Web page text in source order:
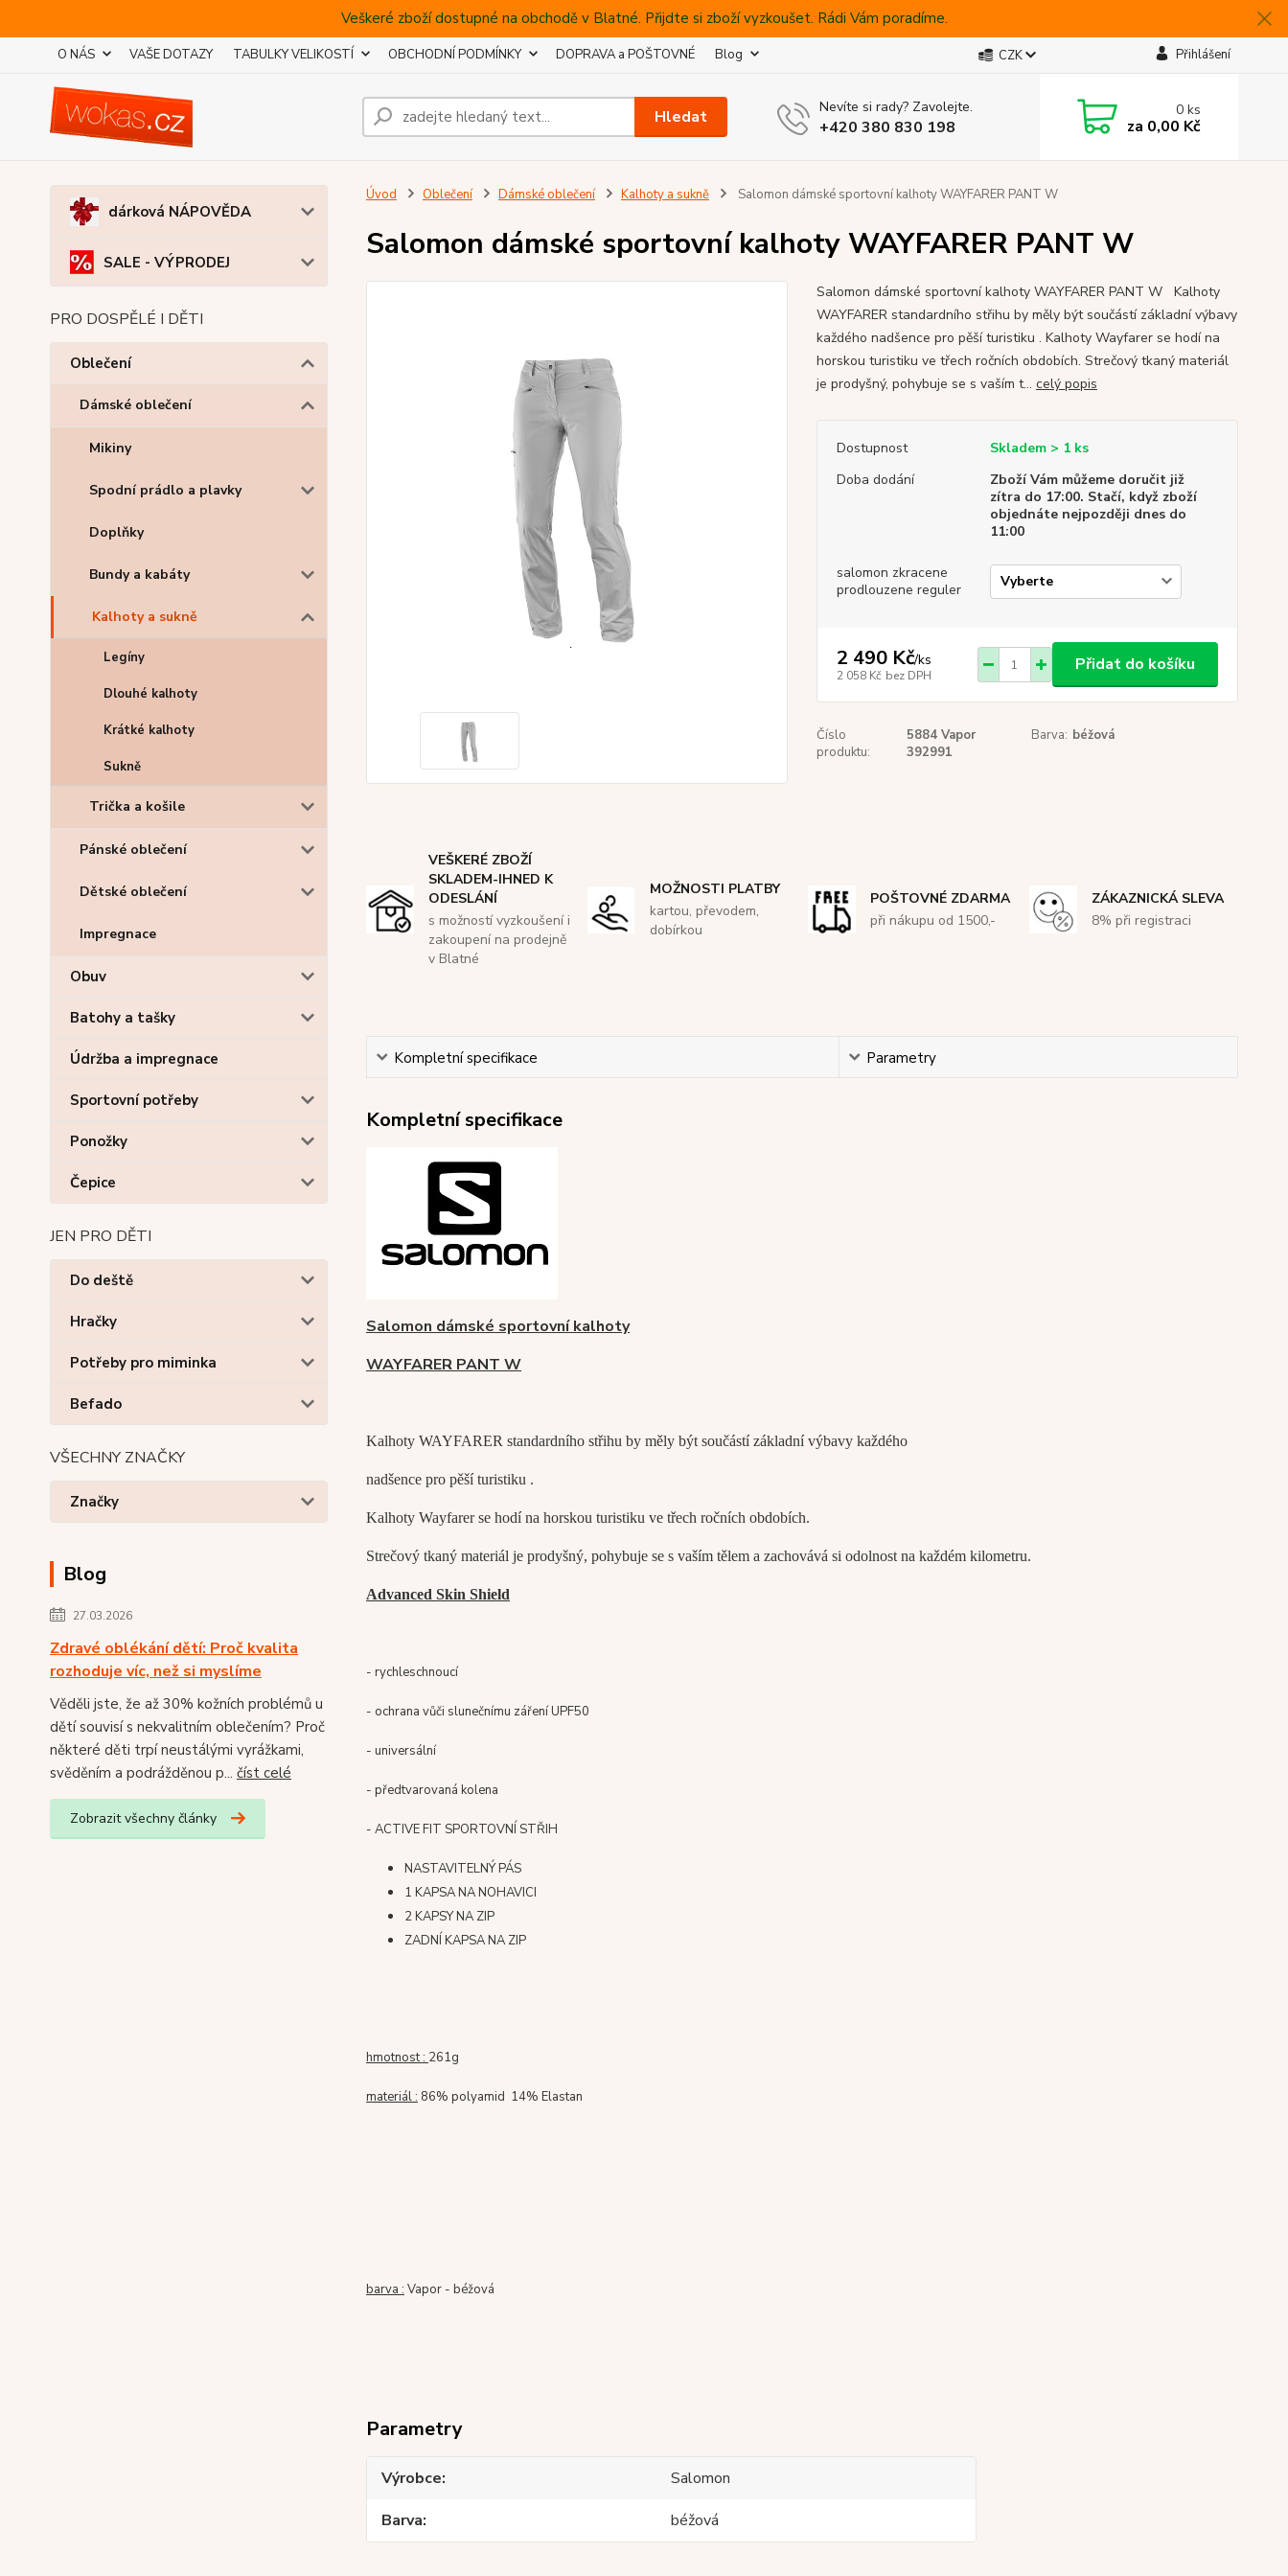
Veškeré zboží dostupné na obchodě v Blatné. Přijdte si zboží vyzkoušet. Rádi Vám poradíme.
O NÁS VAŠE DOTAZY TABULKY VELIKOSTÍ OBCHODNÍ PODMÍNKY DOPRAVA a POŠTOVNÉ Blog CZK Přihlášení
Hledat Nevíte si rady? Zavolejte.
+420 380 830 198
0ks
za 0,00 Kč
dárková NÁPOVĚDA
SALE - VÝPRODEJ
PRO DOSPĚLÉ I DĚTI
Oblečení
Dámské oblečení
Mikiny
Spodní prádlo a plavky
Doplňky
Bundy a kabáty
Kalhoty a sukně
Legíny
Dlouhé kalhoty
Krátké kalhoty
Sukně
Trička a košile
Pánské oblečení
Dětské oblečení
Impregnace
Obuv
Batohy a tašky
Údržba a impregnace
Sportovní potřeby
Ponožky
Čepice
JEN PRO DĚTI
Do deště
Hračky
Potřeby pro miminka
Befado
VŠECHNY ZNAČKY
Značky
Blog
27.03.2026
Zdravé oblékání dětí: Proč kvalita
rozhoduje víc, než si myslíme
Věděli jste, že až 30% kožních problémů u
dětí souvisí s nekvalitním oblečením? Proč
některé děti trpí neustálými vyrážkami,
svěděním a podrážděnou p... číst celé
Zobrazit všechny články
Úvod Oblečení Dámské oblečení Kalhoty a sukně Salomon dámské sportovní kalhoty WAYFARER PANT W
Salomon dámské sportovní kalhoty WAYFARER PANT W
Salomon dámské sportovní kalhoty WAYFARER PANT W Kalhoty
WAYFARER standardního střihu by měly být součástí základní výbavy
každého nadšence pro pěší turistiku . Kalhoty Wayfarer se hodí na
horskou turistiku ve třech ročních obdobích. Strečový tkaný materiál
je prodyšný, pohybuje se s vaším t... celý popis
Dostupnost
Skladem > 1 ks
Doba dodání
Zboží Vám můžeme doručit již
zítra do 17:00. Stačí, když zboží
objednáte nejpozději dnes do
11:00
salomon zkracene
prodlouzene reguler
2 490 Kč/ks
2 058 Kč bez DPH
Přidat do košíku
Číslo
produktu:
5884 Vapor
392991
Barva: béžová
VEŠKERÉ ZBOŽÍ
SKLADEM-IHNED K
ODESLÁNÍ
s možností vyzkoušení i
zakoupení na prodejně
v Blatné
MOŽNOSTI PLATBY
kartou, převodem,
dobírkou
POŠTOVNÉ ZDARMA
při nákupu od 1500,-
ZÁKAZNICKÁ SLEVA
8% při registraci
Kompletní specifikace Parametry
Kompletní specifikace
Salomon dámské sportovní kalhoty
WAYFARER PANT W
Kalhoty WAYFARER standardního střihu by měly být součástí základní výbavy každého
nadšence pro pěší turistiku .
Kalhoty Wayfarer se hodí na horskou turistiku ve třech ročních obdobích.
Strečový tkaný materiál je prodyšný, pohybuje se s vaším tělem a zachovává si odolnost na každém kilometru.
Advanced Skin Shield
- rychleschnoucí
- ochrana vůči slunečnímu záření UPF50
- universální
- předtvarovaná kolena
- ACTIVE FIT SPORTOVNÍ STŘIH
NASTAVITELNÝ PÁS
1 KAPSA NA NOHAVICI
2 KAPSY NA ZIP
ZADNÍ KAPSA NA ZIP
hmotnost : 261g
materiál : 86% polyamid 14% Elastan
barva : Vapor - béžová
Parametry
Výrobce
Salomon
Barva
béžová